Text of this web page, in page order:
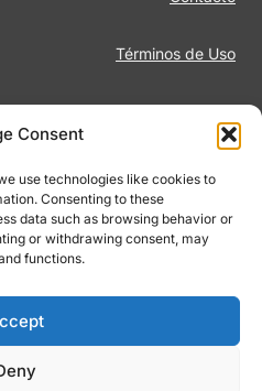
Consent
use technologies like cookies to
Consenting to these
data such as browsing behavior or
or withdrawing consent, may
functions.
Términos de Uso
Aviso Legal
Juego Responsable